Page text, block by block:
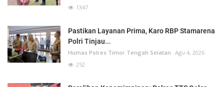
1347
Pastikan Layanan Prima, Karo RBP Stamarena
Polri Tinjau...
Humas Polres Timor Tengah Selatan Agu 4, 2026
252